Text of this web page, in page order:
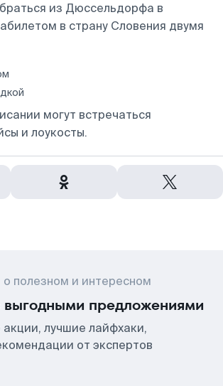
из Дюссельдорфа в
в страну Словения двумя
могут встречаться
и лоукосты.
полезном и интересном
предложениями
лучшие лайфхаки,
от экспертов